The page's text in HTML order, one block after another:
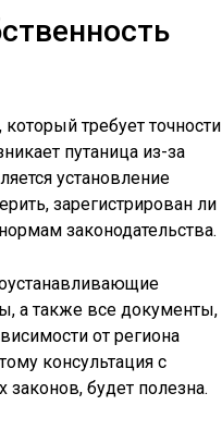
требует точности
путаница из-за
установление
зарегистрирован ли
законодательства.
а также все документы,
от региона
консультация с
будет полезна.